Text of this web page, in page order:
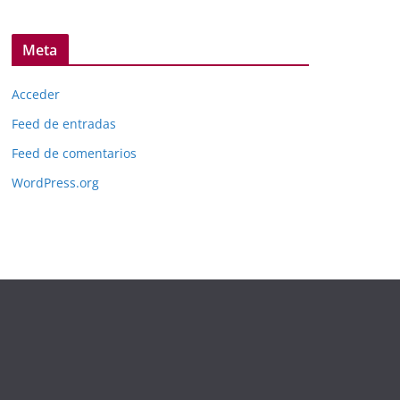
Meta
Acceder
Feed de entradas
Feed de comentarios
WordPress.org